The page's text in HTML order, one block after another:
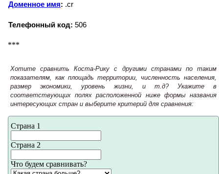
Доменное имя: .cr
Телефонный код: 506
***
Хотите сравнить Коста-Рику с другими странами по таким
показателям, как площадь территории, численность населения,
размер экономики, уровень жизни, и т.д? Укажите в
соответствующих полях расположенной ниже формы названия
интересующих стран и выберите критерий для сравнения:
Страна 1
Страна 2
Что будем сравнивать?